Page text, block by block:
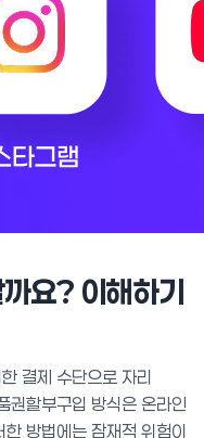
요? 이해하기
결제 수단으로 자리
권할부구입 방식은 온라인
방법에는 잠재적 위험이